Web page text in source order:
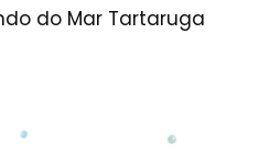
do Mar Tartaruga